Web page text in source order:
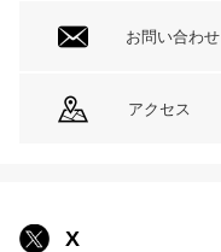
お問い合わせ
アクセス
X